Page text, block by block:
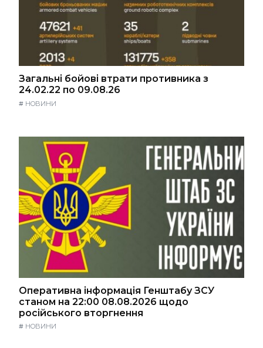
Загальні бойові втрати противника з
24.02.22 по 09.08.26
# НОВИНИ
Оперативна інформація Генштабу ЗСУ
станом на 22:00 08.08.2026 щодо
російського вторгнення
# НОВИНИ